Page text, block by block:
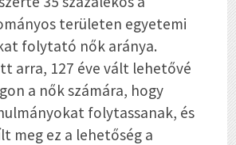
területen egyetemi
folytató nők aránya.
arra, 127 éve vált lehetővé
a nők számára, hogy
folytassanak, és
meg ez a lehetőség a